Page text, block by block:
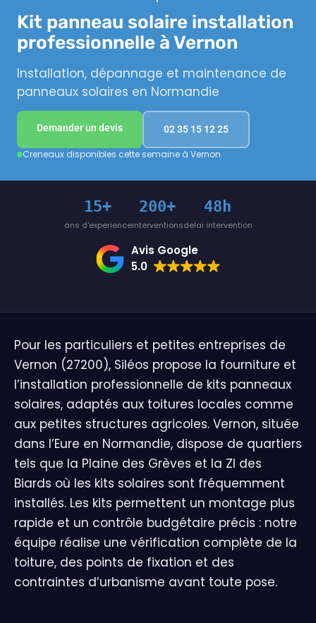
Kit panneau solaire installation
professionnelle à Vernon
Installation, dépannage et maintenance de
panneaux solaires en Normandie
Demander un devis 02 35 15 12 25
Creneaux disponibles cette semaine à Vernon
15+
ans d'experience
200+
interventions
48h
delai intervention
Avis Google
5.0
Pour les particuliers et petites entreprises de
Vernon (27200), Siléos propose la fourniture et
l’installation professionnelle de kits panneaux
solaires, adaptés aux toitures locales comme
aux petites structures agricoles. Vernon, située
dans l’Eure en Normandie, dispose de quartiers
tels que la Plaine des Grèves et la ZI des
Biards où les kits solaires sont fréquemment
installés. Les kits permettent un montage plus
rapide et un contrôle budgétaire précis : notre
équipe réalise une vérification complète de la
toiture, des points de fixation et des
contraintes d’urbanisme avant toute pose.